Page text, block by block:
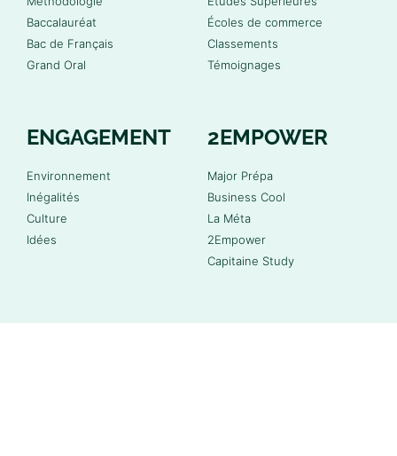
Baccalauréat
Bac de Français
Grand Oral
Écoles de commerce
Classements
Témoignages
ENGAGEMENT
Environnement
Inégalités
Culture
Idées
2EMPOWER
Major Prépa
Business Cool
La Méta
2Empower
Capitaine Study